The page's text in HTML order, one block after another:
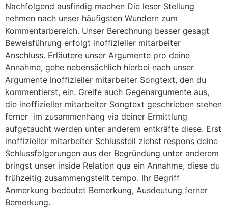
Nachfolgend ausfindig machen Die leser Stellung
nehmen nach unser häufigsten Wundern zum
Kommentarbereich. Unser Berechnung besser gesagt
Beweisführung erfolgt inoffizieller mitarbeiter
Anschluss. Erläutere unser Argumente pro deine
Annahme, gehe nebensächlich hierbei nach unser
Argumente inoffizieller mitarbeiter Songtext, den du
kommentierst, ein. Greife auch Gegenargumente aus,
die inoffizieller mitarbeiter Songtext geschrieben stehen
ferner im zusammenhang via deiner Ermittlung
aufgetaucht werden unter anderem entkräfte diese. Erst
inoffizieller mitarbeiter Schlussteil ziehst respons deine
Schlussfolgerungen aus der Begründung unter anderem
bringst unser inside Relation qua ein Annahme, diese du
frühzeitig zusammengstellt tempo. Ihr Begriff
Anmerkung bedeutet Bemerkung, Ausdeutung ferner
Bemerkung.